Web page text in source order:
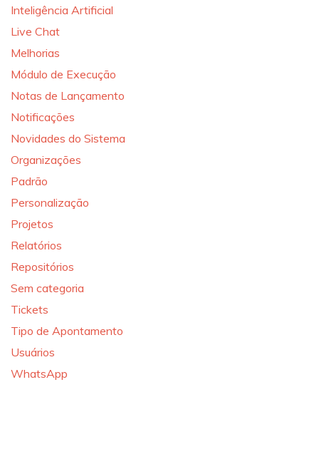
Inteligência Artificial
Live Chat
Melhorias
Módulo de Execução
Notas de Lançamento
Notificações
Novidades do Sistema
Organizações
Padrão
Personalização
Projetos
Relatórios
Repositórios
Sem categoria
Tickets
Tipo de Apontamento
Usuários
WhatsApp